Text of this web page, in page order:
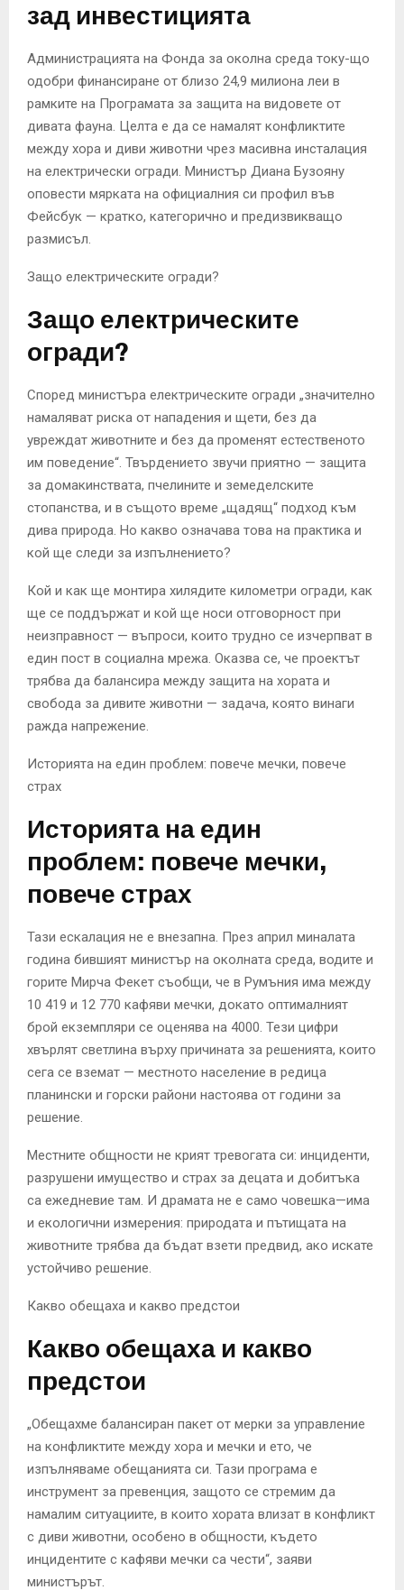
зад инвестицията
Администрацията на Фонда за околна среда току-що
одобри финансиране от близо 24,9 милиона леи в
рамките на Програмата за защита на видовете от
дивата фауна. Целта е да се намалят конфликтите
между хора и диви животни чрез масивна инсталация
на електрически огради. Министър Диана Бузояну
оповести мярката на официалния си профил във
Фейсбук — кратко, категорично и предизвикващо
размисъл.
Защо електрическите огради?
Защо електрическите
огради?
Според министъра електрическите огради „значително
намаляват риска от нападения и щети, без да
увреждат животните и без да променят естественото
им поведение“. Твърдението звучи приятно — защита
за домакинствата, пчелините и земеделските
стопанства, и в същото време „щадящ“ подход към
дива природа. Но какво означава това на практика и
кой ще следи за изпълнението?
Кой и как ще монтира хилядите километри огради, как
ще се поддържат и кой ще носи отговорност при
неизправност — въпроси, които трудно се изчерпват в
един пост в социална мрежа. Оказва се, че проектът
трябва да балансира между защита на хората и
свобода за дивите животни — задача, която винаги
ражда напрежение.
Историята на един проблем: повече мечки, повече
страх
Историята на един
проблем: повече мечки,
повече страх
Тази ескалация не е внезапна. През април миналата
година бившият министър на околната среда, водите и
горите Мирча Фекет съобщи, че в Румъния има между
10 419 и 12 770 кафяви мечки, докато оптималният
брой екземпляри се оценява на 4000. Тези цифри
хвърлят светлина върху причината за решенията, които
сега се вземат — местното население в редица
планински и горски райони настоява от години за
решение.
Местните общности не крият тревогата си: инциденти,
разрушени имущество и страх за децата и добитъка
са ежедневие там. И драмата не е само човешка—има
и екологични измерения: природата и пътищата на
животните трябва да бъдат взети предвид, ако искате
устойчиво решение.
Какво обещаха и какво предстои
Какво обещаха и какво
предстои
„Обещахме балансиран пакет от мерки за управление
на конфликтите между хора и мечки и ето, че
изпълняваме обещанията си. Тази програма е
инструмент за превенция, защото се стремим да
намалим ситуациите, в които хората влизат в конфликт
с диви животни, особено в общности, където
инцидентите с кафяви мечки са чести“, заяви
министърът.